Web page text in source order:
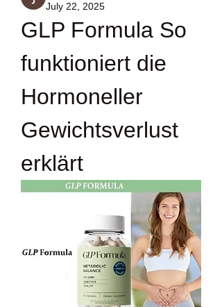
July 22, 2025
GLP Formula So
funktioniert die
Hormoneller
Gewichtsverlust
erklärt